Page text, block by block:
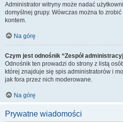
Administrator witryny może nadać
domyślnej grupy. Wówczas można to
kontem.
Na górę
Czym jest odnośnik “Zespół
Odnośnik ten prowadzi do strony z listą
której znajduje się spis administratorów i
jak fora przez nich moderowane.
Na górę
Prywatne wiadomości